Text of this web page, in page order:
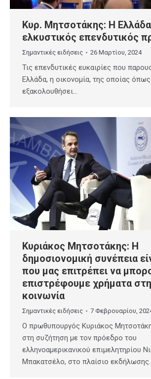
Κυρ. Μητσοτάκης: Η Ελλάδα
ελκυστικός επενδυτικός
Σημαντικές ειδήσεις 26 Μαρτίου, 2024
Τις επενδυτικές ευκαιρίες που
Ελλάδα, η οικονομία, της οποίας
εξακολουθήσει…
Κυριάκος Μητσοτάκης: Η
δημοσιονομική συνέπεια
που μας επιτρέπει να
επιστρέφουμε χρήματα
κοινωνία
Σημαντικές ειδήσεις 7 Φεβρουαρίου,
Ο πρωθυπουργός Κυριάκος
στη συζήτηση με τον πρόεδρο του
ελληνοαμερικανικού επιμελητηρίου
Μπακατσέλο, στο πλαίσιο